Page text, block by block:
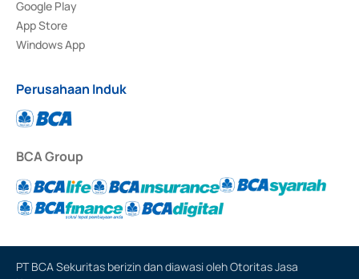
Google Play
App Store
Windows App
Perusahaan Induk
BCA Group
PT BCA Sekuritas berizin dan diawasi oleh Otoritas Jasa